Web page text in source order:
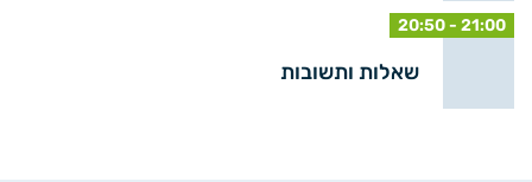
20:50 - 21:00
שאלות ותשובות